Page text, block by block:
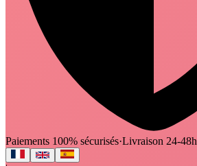
Paiements 100% sécurisés·Livraison 24-48h